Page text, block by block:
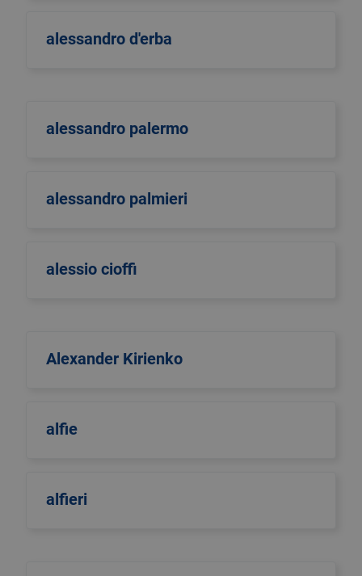
alessandro d'erba
alessandro palermo
alessandro palmieri
alessio cioffi
Alexander Kirienko
alfie
alfieri